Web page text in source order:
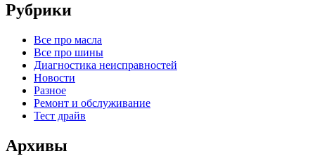
Рубрики
Все про масла
Все про шины
Диагностика неисправностей
Новости
Разное
Ремонт и обслуживание
Тест драйв
Архивы